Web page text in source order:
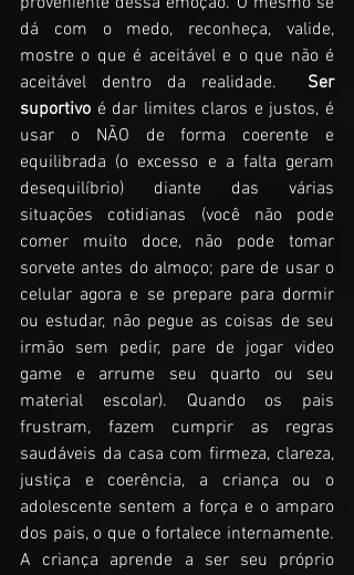
dá com o medo, reconheça, valide,
mostre o que é aceitável e o que não é
aceitável dentro da realidade. Ser
suportivo é dar limites claros e justos, é
usar o NÃO de forma coerente e
equilibrada (o excesso e a falta geram
desequilíbrio) diante das várias
situações cotidianas (você não pode
comer muito doce, não pode tomar
sorvete antes do almoço; pare de usar o
celular agora e se prepare para dormir
ou estudar, não pegue as coisas de seu
irmão sem pedir, pare de jogar video
game e arrume seu quarto ou seu
material escolar). Quando os pais
frustram, fazem cumprir as regras
saudáveis da casa com firmeza, clareza,
justiça e coerência, a criança ou o
adolescente sentem a força e o amparo
dos pais, o que o fortalece internamente.
A criança aprende a ser seu próprio